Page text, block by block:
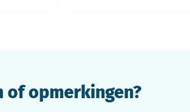
of opmerkingen?